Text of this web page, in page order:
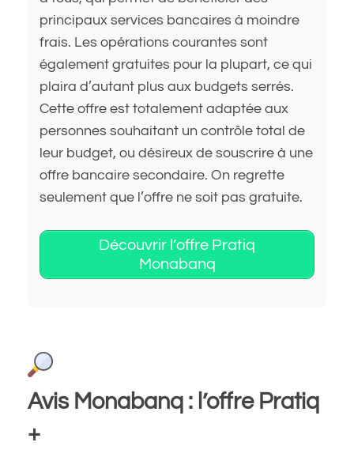
principaux services bancaires à moindre
frais. Les opérations courantes sont
également gratuites pour la plupart, ce qui
plaira d’autant plus aux budgets serrés.
Cette offre est totalement adaptée aux
personnes souhaitant un contrôle total de
leur budget, ou désireux de souscrire à une
offre bancaire secondaire. On regrette
seulement que l’offre ne soit pas gratuite.
Découvrir l’offre Pratiq
Monabanq
Avis Monabanq : l’offre Pratiq
+